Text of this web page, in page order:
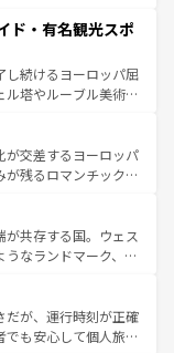
い旅をしてみよう！
ラメンコ、熱気あふ
活の一部となってい
囲気や、バルセロナの
代ローマ遺跡や中世
るスペインはその個
了する。 なお、新着のスペイン情報は コ
ド・有名観光スポ
し続けるヨーロッパ屈
塔やルーブル美術館
な宮殿、歴史的な大
自然が、訪れる者を心
食の国としても知ら
ス、プロヴァンスの
しみ方が可能だ。さ
ており、どの街角に
異なる文化を体験で
ンス情報はコンテンツ一覧
が交差するヨーロッパ
残るロマンチック街
きることがない。ベ
アルプスの絶景、そ
風景は必見。ビール
お、新着の
してほしい。
共存する国。ウェス
なランドマーク、歴
優雅なアフタヌーン
英国パブ、サッカー観
豊富。イギリスを旅
だが、運行時刻が正確
も安心して個人旅行